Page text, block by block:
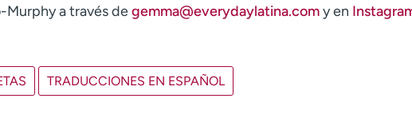
Murphy a través degemma@everydaylatina.comy en
TRADUCCIONES EN ESPAÑOL